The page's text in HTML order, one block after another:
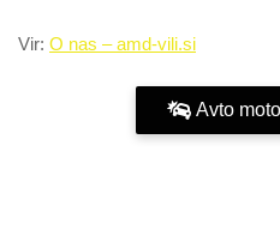
Vir: O nas – amd-vili.si
Avto